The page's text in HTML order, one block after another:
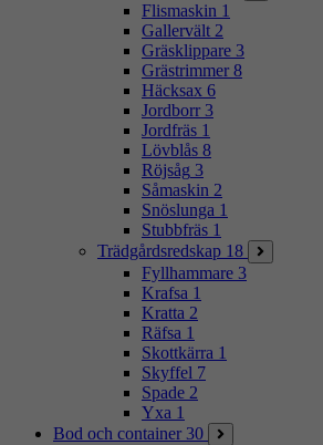
Flismaskin 1
Gallervält 2
Gräsklippare 3
Grästrimmer 8
Häcksax 6
Jordborr 3
Jordfräs 1
Lövblås 8
Röjsåg 3
Såmaskin 2
Snöslunga 1
Stubbfräs 1
Trädgårdsredskap 18
Fyllhammare 3
Krafsa 1
Kratta 2
Räfsa 1
Skottkärra 1
Skyffel 7
Spade 2
Yxa 1
Bod och container 30